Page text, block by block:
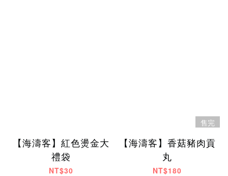
【海濤客】紅色燙金大
禮袋
NT$30
售完
【海濤客】香菇豬肉貢
丸
NT$180